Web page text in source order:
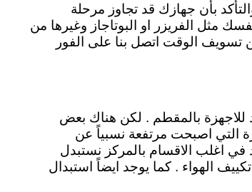
بأن جهازك قد تجاوز مرحلة
مثل الفريزر او البوتاجاز وغيرها من
تسويف الوقت اتصل بنا على الفور
للاجهزة بالمقطم . لكن هناك بعض
التي اصبحت مرتفعة نسبياً عن
في اغلب الاقسام بالمركز نستبدل
الهواء . كما يوجد ايضاً استبدال